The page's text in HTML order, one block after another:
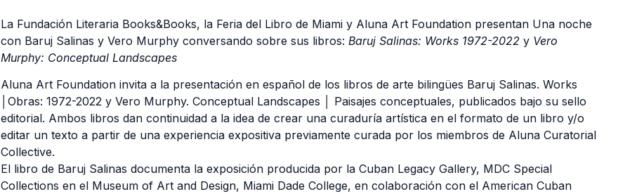
La Fundación Literaria Books&Books, la Feria del Libro de Miami y Aluna Art Foundation presentan Una noche
con Baruj Salinas y Vero Murphy conversando sobre sus libros: Baruj Salinas: Works 1972-2022 y Vero
Murphy: Conceptual Landscapes
Aluna Art Foundation invita a la presentación en español de los libros de arte bilingües Baruj Salinas. Works
│Obras: 1972-2022 y Vero Murphy. Conceptual Landscapes │ Paisajes conceptuales, publicados bajo su sello
editorial. Ambos libros dan continuidad a la idea de crear una curaduría artística en el formato de un libro y/o
editar un texto a partir de una experiencia expositiva previamente curada por los miembros de Aluna Curatorial
Collective.
El libro de Baruj Salinas documenta la exposición producida por la Cuban Legacy Gallery, MDC Special
Collections en el Museum of Art and Design, Miami Dade College, en colaboración con el American Cuban